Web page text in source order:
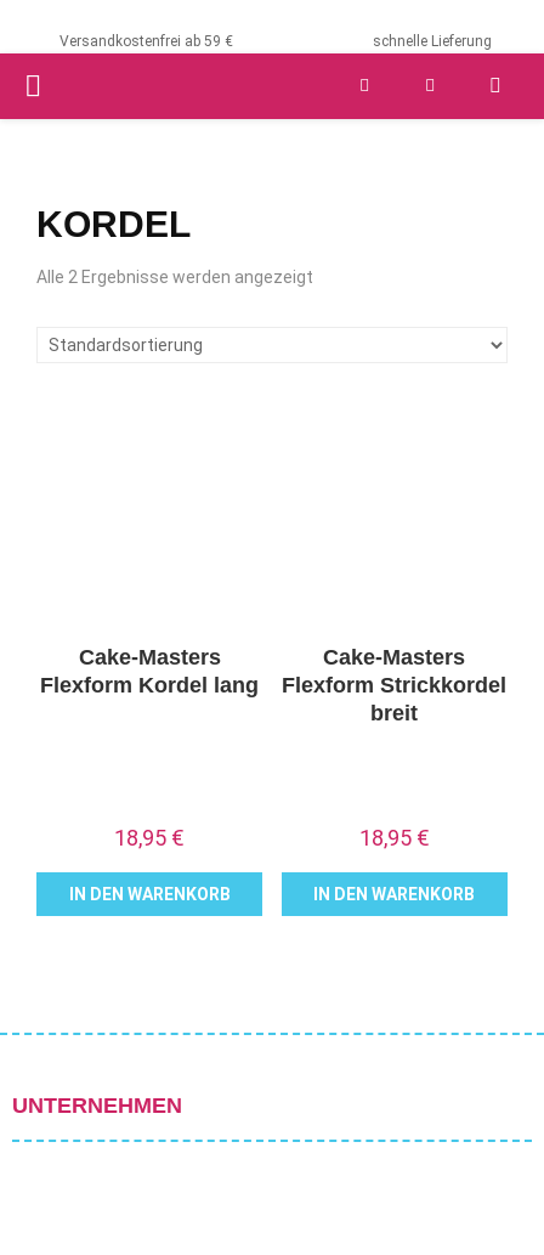
Versandkostenfrei ab 59 € schnelle Lieferung
PRIMARY
KORDEL
Alle 2 Ergebnisse werden angezeigt
Cake-Masters
Flexform Kordel lang
18,95 €
IN DEN WARENKORB
Cake-Masters
Flexform Strickkordel
breit
18,95 €
IN DEN WARENKORB
UNTERNEHMEN